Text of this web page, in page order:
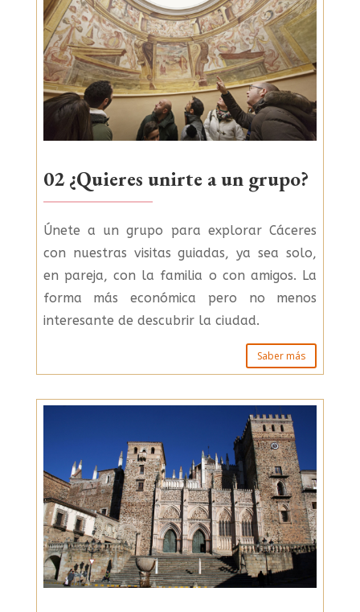
02 ¿Quieres unirte a un grupo?
Únete a un grupo para explorar Cáceres
con nuestras visitas guiadas, ya sea solo,
en pareja, con la familia o con amigos. La
forma más económica pero no menos
interesante de descubrir la ciudad.
Saber más